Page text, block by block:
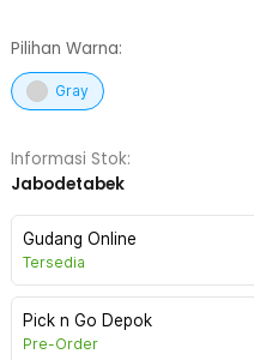
Pilihan Warna:
Gray
Informasi Stok:
Jabodetabek
Gudang Online
Tersedia
Pick n Go Depok
Pre-Order